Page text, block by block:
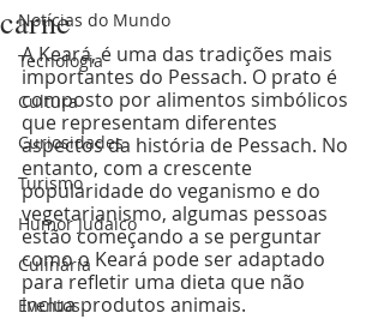
Notícias do Mundo
Tecnologia
Cultura
Curiosidades
Turismo
Humor Judaico
Culinária
Eventos
carne
A Keará, é uma das tradições mais
importantes do Pessach. O prato é
composto por alimentos simbólicos
que representam diferentes
aspectos da história de Pessach. No
entanto, com a crescente
popularidade do veganismo e do
vegetarianismo, algumas pessoas
estão começando a se perguntar
como o Keará pode ser adaptado
para refletir uma dieta que não
inclua produtos animais.